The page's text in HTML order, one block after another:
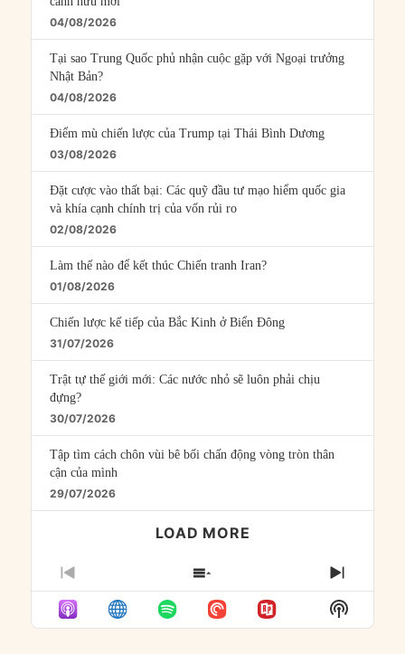
04/08/2026
Tại sao Trung Quốc phủ nhận cuộc gặp với Ngoại trưởng
Nhật Bản?
04/08/2026
Điểm mù chiến lược của Trump tại Thái Bình Dương
03/08/2026
Đặt cược vào thất bại: Các quỹ đầu tư mạo hiểm quốc gia
và khía cạnh chính trị của vốn rủi ro
02/08/2026
Làm thế nào để kết thúc Chiến tranh Iran?
01/08/2026
Chiến lược kế tiếp của Bắc Kinh ở Biển Đông
31/07/2026
Trật tự thế giới mới: Các nước nhỏ sẽ luôn phải chịu
đựng?
30/07/2026
Tập tìm cách chôn vùi bê bối chấn động vòng tròn thân
cận của mình
29/07/2026
LOAD MORE
PREVIOUS
EPISODE
SHOW
EPISODES
LIST
NEXT
Show
Podcast